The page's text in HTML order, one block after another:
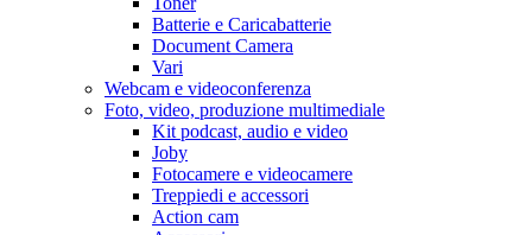
Batterie e Caricabatterie
Document Camera
Vari
Webcam e videoconferenza
Foto, video, produzione multimediale
Kit podcast, audio e video
Joby
Fotocamere e videocamere
Treppiedi e accessori
Action cam